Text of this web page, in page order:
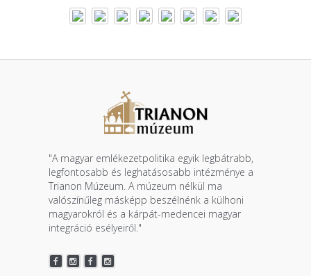
"A magyar emlékezetpolitika egyik legbátrabb,
legfontosabb és leghatásosabb intézménye a
Trianon Múzeum. A múzeum nélkül ma
valószínűleg másképp beszélnénk a külhoni
magyarokról és a kárpát-medencei magyar
integráció esélyeiről."